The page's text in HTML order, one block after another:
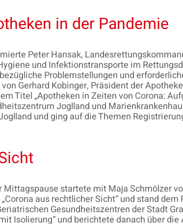
in der Pandemie
Peter Hansak,
und Infektionstransporte im
Problemstellungen und
Gerhard Kobinger, Präsident der
Titel „Apotheken in Zeiten von Corona:
Joglland und
und ging auf die Themen
startete mit Maja Schmölzer
aus rechtlicher Sicht“ und stand
Gesundheitszentren der Stadt
Isolierung“ und berichtete danach über